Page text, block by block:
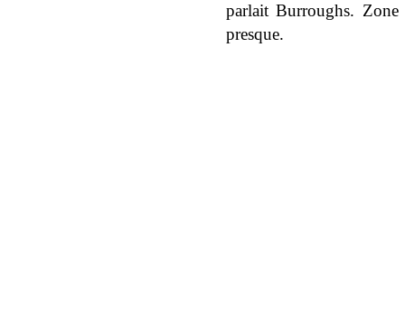
parlait Burroughs. Zone
presque.